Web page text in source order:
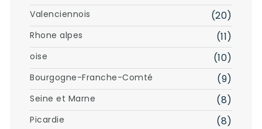
Valenciennois (20)
Rhone alpes (11)
oise (10)
Bourgogne-Franche-Comté (9)
Seine et Marne (8)
Picardie (8)